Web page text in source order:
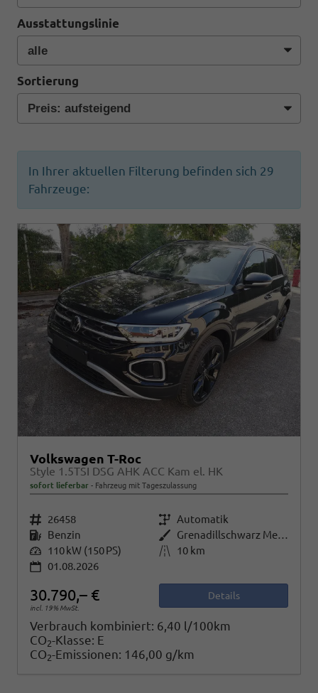
Ausstattungslinie
Sortierung
In Ihrer aktuellen Filterung befinden sich 29
Fahrzeuge:
Volkswagen T-Roc
Style 1.5TSI DSG AHK ACC Kam el. HK
sofort lieferbar Fahrzeug mit Tageszulassung
Fahrzeugnr. 26458 Getriebe Automatik
Kraftstoff Benzin Außenfarbe
Grenadillschwarz Metallic
Leistung 110 kW (150 PS) Kilometerstand
10 km
01.08.2026
30.790,– €
incl. 19% MwSt.
Details
Verbrauch kombiniert: 6,40 l/100km
CO2-Klasse: E
CO2-Emissionen: 146,00 g/km